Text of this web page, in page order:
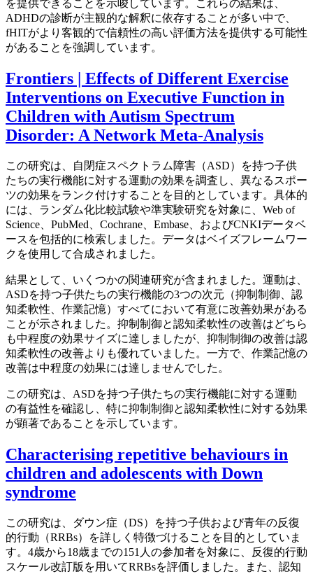
を提供できることを示唆しています。これらの結果は、
ADHDの診断が主観的な解釈に依存することが多い中で、
fHITがより客観的で信頼性の高い評価方法を提供する可能性
があることを強調しています。
Frontiers | Effects of Different Exercise
Interventions on Executive Function in
Children with Autism Spectrum
Disorder: A Network Meta-Analysis
この研究は、自閉症スペクトラム障害（ASD）を持つ子供
たちの実行機能に対する運動の効果を調査し、異なるスポー
ツの効果をランク付けすることを目的としています。具体的
には、ランダム化比較試験や準実験研究を対象に、Web of
Science、PubMed、Cochrane、Embase、およびCNKIデータベ
ースを包括的に検索しました。データはベイズフレームワー
クを使用して合成されました。
結果として、いくつかの関連研究が含まれました。運動は、
ASDを持つ子供たちの実行機能の3つの次元（抑制制御、認
知柔軟性、作業記憶）すべてにおいて有意に改善効果がある
ことが示されました。抑制制御と認知柔軟性の改善はどちら
も中程度の効果サイズに達しましたが、抑制制御の改善は認
知柔軟性の改善よりも優れていました。一方で、作業記憶の
改善は中程度の効果には達しませんでした。
この研究は、ASDを持つ子供たちの実行機能に対する運動
の有益性を確認し、特に抑制制御と認知柔軟性に対する効果
が顕著であることを示しています。
Characterising repetitive behaviours in
children and adolescents with Down
syndrome
この研究は、ダウン症（DS）を持つ子供および青年の反復
的行動（RRBs）を詳しく特徴づけることを目的としていま
す。4歳から18歳までの151人の参加者を対象に、反復的行動
スケール改訂版を用いてRRBsを評価しました。また、認知